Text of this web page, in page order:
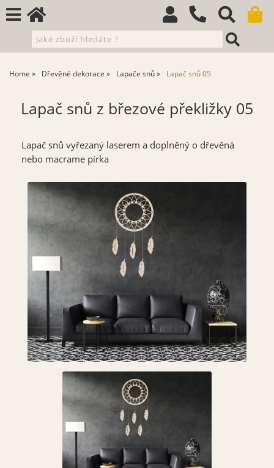
Home Dřevěné dekorace Lapače snů Lapač snů 05
Lapač snů z březové překližky 05
Lapač snů vyřezaný laserem a doplněný o dřevěná
nebo macrame pírka